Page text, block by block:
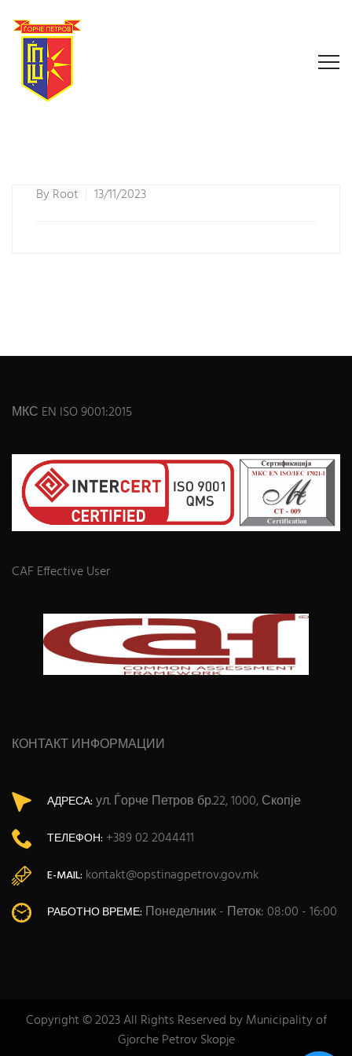
ByRoot 13/11/2023
МКС EN ISO 9001:2015
CAF Effective User
КОНТАКТ ИНФОРМАЦИИ
АДРЕСА: ул. Ѓорче Петров бр.22, 1000, Скопје
ТЕЛЕФОН: +389 02 2044411
E-MAIL: kontakt@opstinagpetrov.gov.mk
РАБОТНО ВРЕМЕ: Понеделник - Петок: 08:00 - 16:00
Copyright © 2023 All Rights Reserved by Municipality of
Gjorche Petrov Skopje